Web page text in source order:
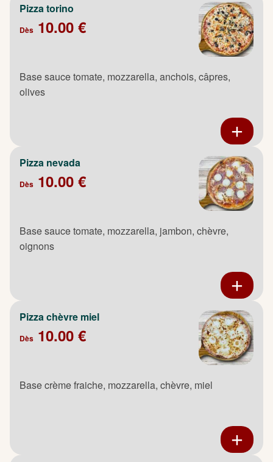
Pizza torino
Dès 10.00 €
Base sauce tomate, mozzarella, anchois, câpres,
olives
Pizza nevada
Dès 10.00 €
Base sauce tomate, mozzarella, jambon, chèvre,
oignons
Pizza chèvre miel
Dès 10.00 €
Base crème fraiche, mozzarella, chèvre, miel